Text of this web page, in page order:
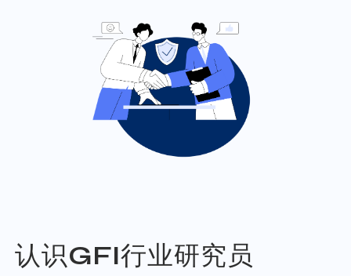
认识GFI行业研究员